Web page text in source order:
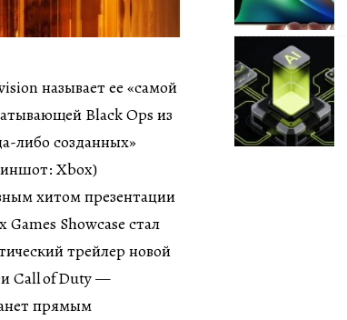
называет ее «самой
Black Ops из
либо созданных»
Xbox)
хитом презентации
Games Showcase стал
трейлер новой
Call of Duty —
прямым